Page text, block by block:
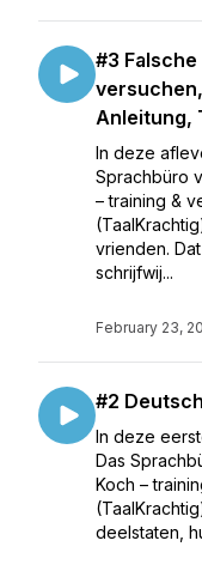
#3
Anleitung,
In deze
Sprachbüro
– training &
vrienden.
schrijfwij...
February 23,
#2
In deze
Das
Koch –
deelstaten,